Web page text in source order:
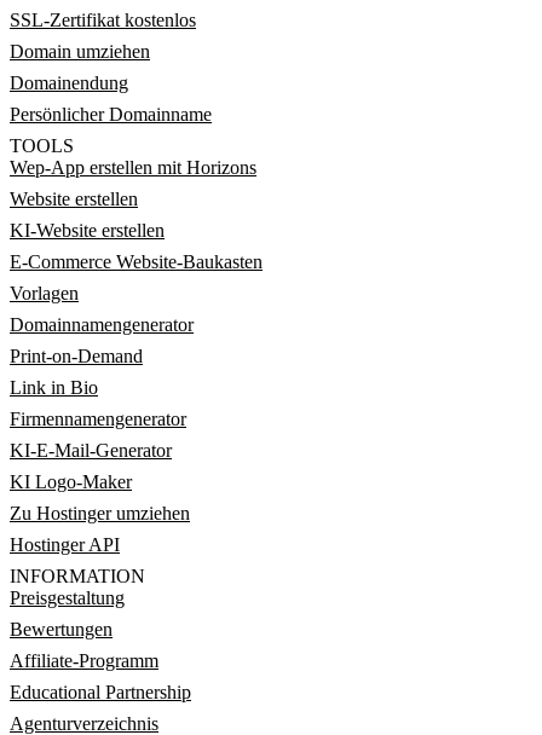
SSL-Zertifikat kostenlos
Domain umziehen
Domainendung
Persönlicher Domainname
TOOLS
Wep-App erstellen mit Horizons
Website erstellen
KI-Website erstellen
E-Commerce Website-Baukasten
Vorlagen
Domainnamengenerator
Print-on-Demand
Link in Bio
Firmennamengenerator
KI-E-Mail-Generator
KI Logo-Maker
Zu Hostinger umziehen
Hostinger API
INFORMATION
Preisgestaltung
Bewertungen
Affiliate-Programm
Educational Partnership
Agenturverzeichnis